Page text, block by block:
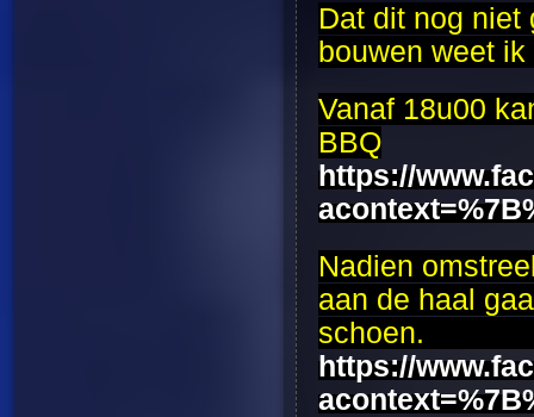
Dat dit nog niet
bouwen weet
Vanaf 18u00
BBQ
https://
Nadien
aan de haal
https://